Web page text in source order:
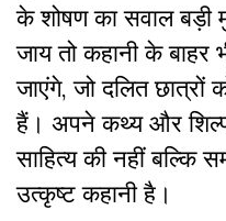
के शोषण का सवाल बड़ी
जाय तो कहानी के बाहर
जाएंगे, जो दलित छात्रों
हैं। अपने कथ्य और
साहित्य की नहीं बल्कि
उत्कृष्ट कहानी है।